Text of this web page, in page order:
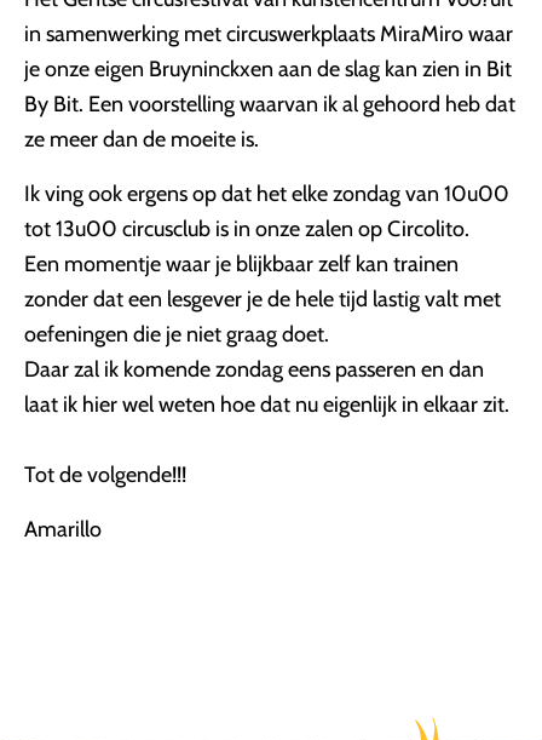
in samenwerking met circuswerkplaats MiraMiro waar
je onze eigen Bruyninckxen aan de slag kan zien in Bit
By Bit. Een voorstelling waarvan ik al gehoord heb dat
ze meer dan de moeite is.
Ik ving ook ergens op dat het elke zondag van 10u00
tot 13u00 circusclub is in onze zalen op Circolito.
Een momentje waar je blijkbaar zelf kan trainen
zonder dat een lesgever je de hele tijd lastig valt met
oefeningen die je niet graag doet.
Daar zal ik komende zondag eens passeren en dan
laat ik hier wel weten hoe dat nu eigenlijk in elkaar zit.
Tot de volgende!!!
Amarillo